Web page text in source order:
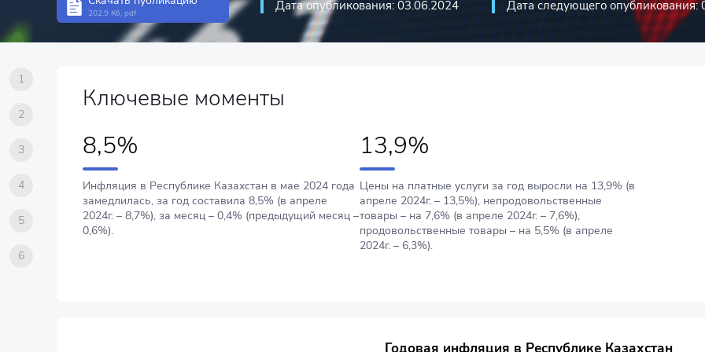
202.9 Кб, pdf Дата опубликования: 03.06.2024 Дата следующего опубликования:
1
2
3
4
5
6
Ключевые моменты
8,5%
Инфляция в Республике Казахстан в мае 2024 года
замедлилась, за год составила 8,5% (в апреле
2024г. – 8,7%), за месяц – 0,4% (предыдущий месяц –
0,6%).
13,9%
Цены на платные услуги за год выросли на 13,9% (в
апреле 2024г. – 13,5%), непродовольственные
товары – на 7,6% (в апреле 2024г. – 7,6%),
продовольственные товары – на 5,5% (в апреле
2024г. – 6,3%).